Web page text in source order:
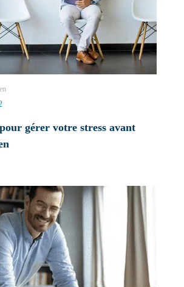
gérer votre stress avant